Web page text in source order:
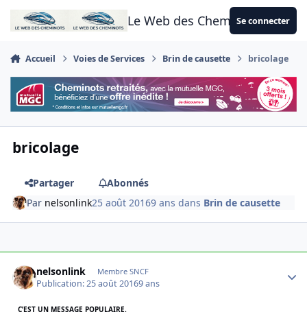
Aller au contenu
Le Web des CheminotsSe connecter
Accueil Voies de Services Brin de causette bricolage
bricolage
Partager
Abonnés
Par nelsonlink25 août 20169 ans dans Brin de causette
nelsonlink Membre SNCF
Publication:25 août 20169 ans
C’EST UN MESSAGE POPULAIRE.